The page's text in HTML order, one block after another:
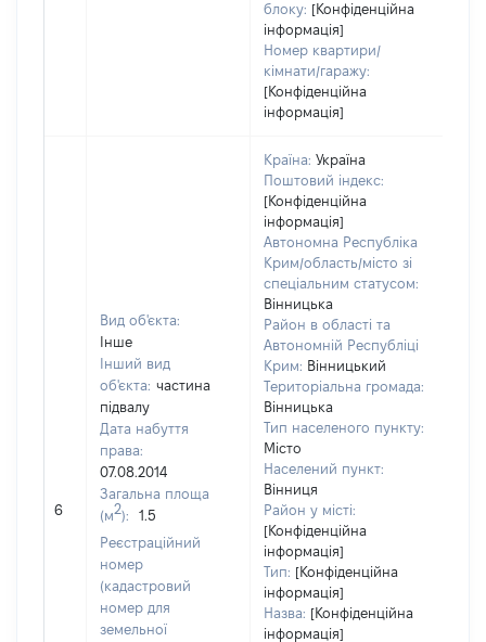
блоку: [Конфіденційна
інформація]
Номер квартири/
кімнати/гаражу:
[Конфіденційна
інформація]
6
Вид об'єкта:
Інше
Інший вид
об'єкта: частина
підвалу
Дата набуття
права:
07.08.2014
Загальна площа
(м2):
1.5
Реєстраційний
номер
(кадастровий
номер для
земельної
Країна: Україна
Поштовий індекс:
[Конфіденційна
інформація]
Автономна Республіка
Крим/область/місто зі
спеціальним статусом:
Вінницька
Район в області та
Автономній Республіці
Крим: Вінницький
Територіальна громада:
Вінницька
Тип населеного пункту:
Місто
Населений пункт:
Вінниця
Район у місті:
[Конфіденційна
інформація]
Тип: [Конфіденційна
інформація]
Назва: [Конфіденційна
інформація]